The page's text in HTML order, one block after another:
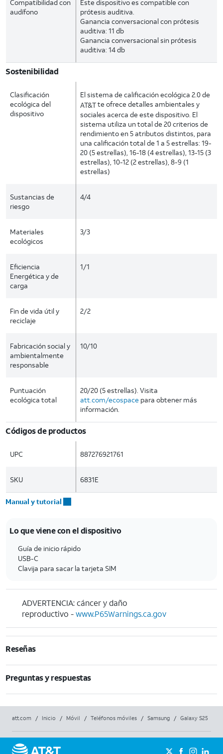
Compatibilidad con
audífono
Este dispositivo es compatible con
prótesis auditiva.
Ganancia conversacional con prótesis
auditiva: 11 db
Ganancia conversacional sin prótesis
auditiva: 14 db
Sostenibilidad
Clasificación
ecológica del
dispositivo
El sistema de calificación ecológica 2.0 de
AT&Tte ofrece detalles ambientales y
sociales acerca de este dispositivo. El
sistema utiliza un total de 20 criterios de
rendimiento en 5 atributos distintos, para
una calificación total de 1 a 5 estrellas: 19-
20 (5 estrellas), 16-18 (4 estrellas), 13-15 (3
estrellas), 10-12 (2 estrellas), 8-9 (1
estrellas)
Sustancias de
riesgo
4/4
Materiales
ecológicos
3/3
Eficiencia
Energética y de
carga
1/1
Fin de vida útil y
reciclaje
2/2
Fabricación social y
ambientalmente
responsable
10/10
Puntuación
ecológica total
20/20 (5 estrellas). Visita
att.com/ecospace para obtener más
información.
Códigos de productos
UPC 887276921761
SKU 6831E
Manual y tutorial
Lo que viene con el dispositivo
Guía de inicio rápido
USB-C
Clavija para sacar la tarjeta SIM
ADVERTENCIA: cáncer y daño
reproductivo -www.P65Warnings.ca.gov
Reseñas
Preguntas y respuestas
att.com / Inicio / Móvil / Teléfonos móviles / Samsung / Galaxy S25